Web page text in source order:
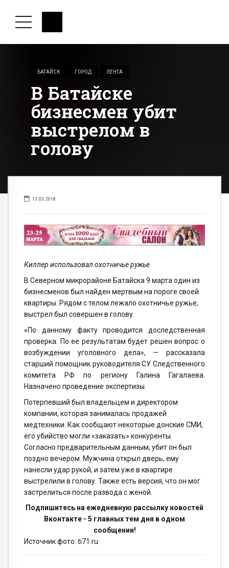
БАТАЙСК ГОРОД ЛЕНТА
В Батайске
бизнесмен убит
выстрелом в
голову
13.03.2018
Киллер использовал охотничье ружье
В Северном микрорайоне Батайска 9 марта один из
бизнесменов был найден мертвым на пороге своей
квартиры. Рядом с телом лежало охотничье ружье,
выстрел был совершен в голову.
«По данному факту проводится доследственная
проверка. По ее результатам будет решен вопрос о
возбуждении уголовного дела», — рассказала
старший помощник руководителя СУ Следственного
комитета РФ по региону Галина Гагалаева.
Назначено проведение экспертизы.
Потерпевший был владельцем и директором
компании, которая занималась продажей
медтехники. Как сообщают некоторые донские СМИ,
его убийство могли «заказать» конкуренты.
Согласно предварительным данным, убит он был
поздно вечером. Мужчина открыл дверь, ему
нанесли удар рукой, и затем уже в квартире
выстрелили в голову. Также есть версия, что он мог
застрелиться после развода с женой.
Подпишитесь на ежедневную рассылку новостей
Вконтакте - 5 главных тем дня в одном
сообщении!
Источник фото: ti71.ru